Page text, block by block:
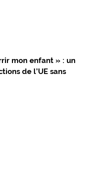
mon enfant » : un
de l’UE sans